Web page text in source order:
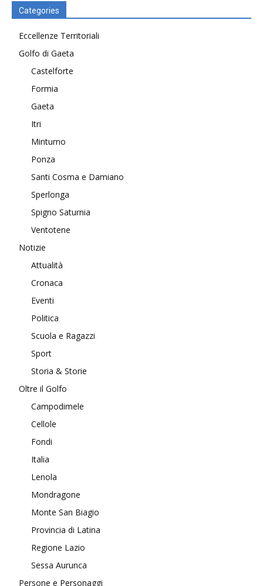
Categories
Eccellenze Territoriali
Golfo di Gaeta
Castelforte
Formia
Gaeta
Itri
Minturno
Ponza
Santi Cosma e Damiano
Sperlonga
Spigno Saturnia
Ventotene
Notizie
Attualità
Cronaca
Eventi
Politica
Scuola e Ragazzi
Sport
Storia & Storie
Oltre il Golfo
Campodimele
Cellole
Fondi
Italia
Lenola
Mondragone
Monte San Biagio
Provincia di Latina
Regione Lazio
Sessa Aurunca
Persone e Personaggi